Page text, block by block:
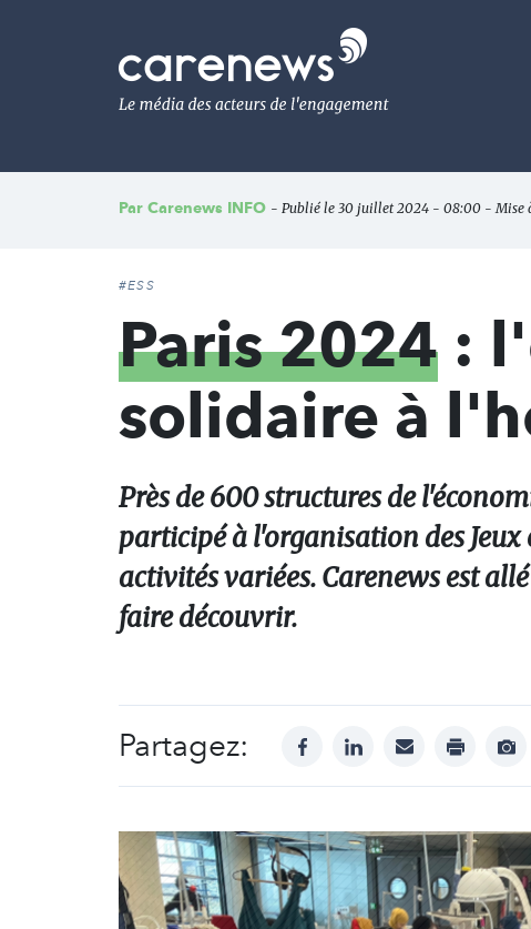
Le
média
de
l'engagement
Par Carenews INFO - Publié le 30 juillet 2024 - 08:00 - Mise
#ESS
Paris 2024 :
solidaire à
Près de 600 structures de
participé à l'organisation des
activités variées. Carenews est
faire découvrir.
Partagez: facebooklinkedinmail print